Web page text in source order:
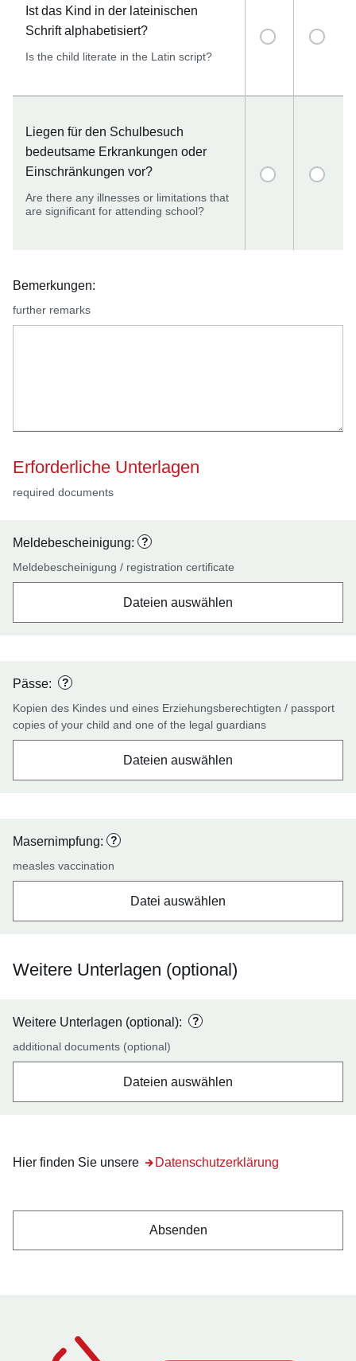
Ist das Kind in der lateinischen
Schrift alphabetisiert?
Is the child literate in the Latin script?
Liegen für den Schulbesuch
bedeutsame Erkrankungen oder
Einschränkungen vor?
Are there any illnesses or limitations that
are significant for attending school?
Bemerkungen:
further remarks
Erforderliche Unterlagen
required documents
Meldebescheinigung:
?
Meldebescheinigung / registration certificate
Dateien auswählen
Pässe:
?
Kopien des Kindes und eines Erziehungsberechtigten / passport
copies of your child and one of the legal guardians
Dateien auswählen
Masernimpfung:
?
measles vaccination
Datei auswählen
Weitere Unterlagen (optional)
Weitere Unterlagen (optional):
?
additional documents (optional)
Dateien auswählen
Hier finden Sie unsere Datenschutzerklärung